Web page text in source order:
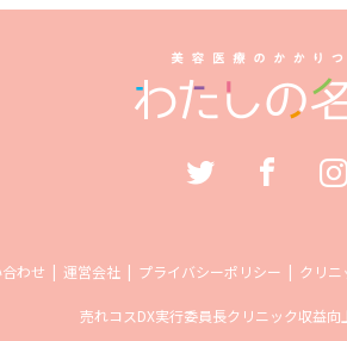
わせ 運営会社 プライバシーポリシー クリニ
売れコスDX実行委員長クリニック収益向